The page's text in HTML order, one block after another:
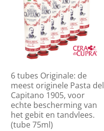
6 tubes Originale: de
meest originele Pasta del
Capitano 1905, voor
echte bescherming van
het gebit en tandvlees.
(tube 75ml)